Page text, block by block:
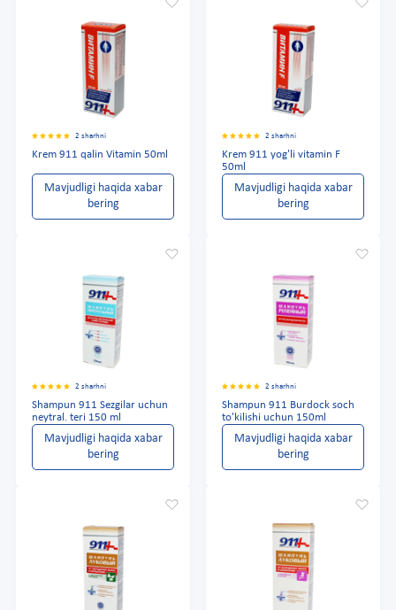
2 sharhni
Krem 911 qalin Vitamin 50ml
Mavjudligi haqida xabar
bering
2 sharhni
Krem 911 yog'li vitamin F
50ml
Mavjudligi haqida xabar
bering
2 sharhni
Shampun 911 Sezgilar uchun
neytral. teri 150 ml
Mavjudligi haqida xabar
bering
2 sharhni
Shampun 911 Burdock soch
to'kilishi uchun 150ml
Mavjudligi haqida xabar
bering